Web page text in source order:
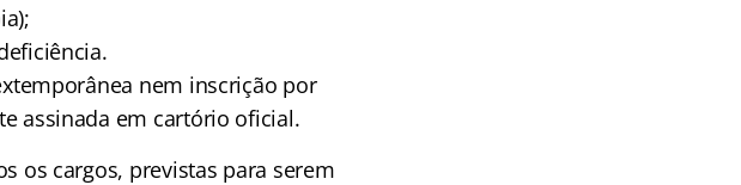
nem inscrição por
assinada em cartório oficial.
os cargos, previstas para serem